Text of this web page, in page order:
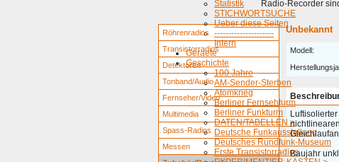
Statistik
STICHWORTSUCHE
Ueber diese Seiten
---------------------
Intern
Geraete
Geschichte
100 Jahre
AM-Sender-Sterben
Atomkrieg
Berliner Fernsehturm
Berliner Funkturm
DATEN/TABELLEN >
Deutsche Funkausstellung
Deutsches Rundfunk-Museum
Erste Transistorradios
Radio-Recorder
Röhrenradios
Transistorradios
Detektoren
Tonband/Audio
Fernseher/Video
Multimedia
Spass-Radios
Messen
Unbekannt
Modell:
Baujahr